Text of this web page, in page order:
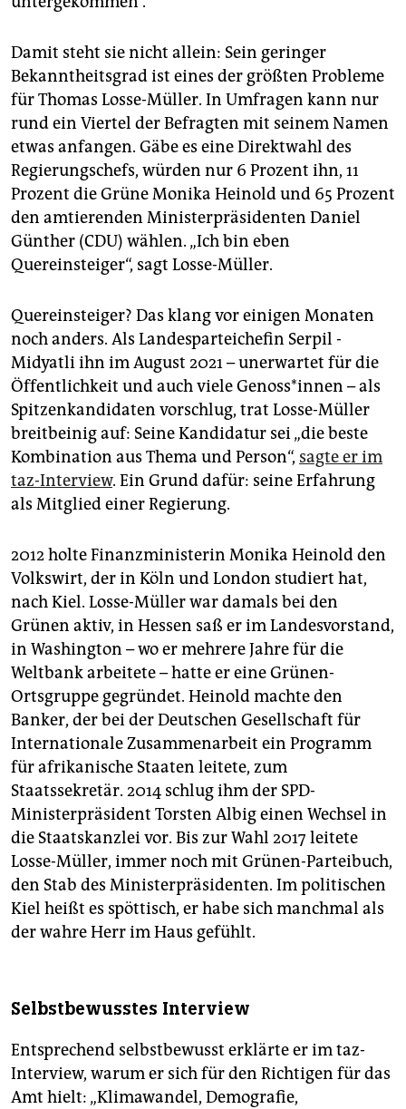
Damit steht sie nicht allein: Sein geringer
Bekanntheitsgrad ist eines der größten Probleme
für Thomas Losse-Müller. In Umfragen kann nur
rund ein Viertel der Befragten mit seinem Namen
etwas anfangen. Gäbe es eine Direktwahl des
Regierungschefs, würden nur 6 Prozent ihn, 11
Prozent die Grüne Monika Heinold und 65 Prozent
den amtierenden Ministerpräsidenten Daniel
Günther (CDU) wählen. „Ich bin eben
Quereinsteiger“, sagt Losse-Müller.
Quereinsteiger? Das klang vor einigen Monaten
noch anders. Als Landesparteichefin Serpil ­
Midyatli ihn im August 2021 – unerwartet für die
Öffentlichkeit und auch viele Ge­nos­s*in­nen – als
Spitzenkandidaten vorschlug, trat Losse-Müller
breitbeinig auf: Seine Kandidatur sei „die beste
Kombination aus Thema und Person“, sagte er im
taz-Interview. Ein Grund dafür: seine Erfahrung
als Mitglied einer Regierung.
2012 holte Finanzministerin Monika Heinold den
Volkswirt, der in Köln und London studiert hat,
nach Kiel. Losse-Müller war damals bei den
Grünen aktiv, in Hessen saß er im Landesvorstand,
in Washington – wo er mehrere Jahre für die
Weltbank arbeitete – hatte er eine Grünen-
Ortsgruppe gegründet. Heinold machte den
Banker, der bei der Deutschen Gesellschaft für
Internationale Zusammenarbeit ein Programm
für afrikanische Staaten leitete, zum
Staatssekretär. 2014 schlug ihm der SPD-
Ministerpräsident Torsten Albig einen Wechsel in
die Staatskanzlei vor. Bis zur Wahl 2017 leitete
Losse-Müller, immer noch mit Grünen-Parteibuch,
den Stab des Ministerpräsidenten. Im politischen
Kiel heißt es spöttisch, er habe sich manchmal als
der wahre Herr im Haus gefühlt.
Selbstbewusstes Interview
Entsprechend selbstbewusst erklärte er im taz-
Interview, warum er sich für den Richtigen für das
Amt hielt: „Klimawandel, Demografie,